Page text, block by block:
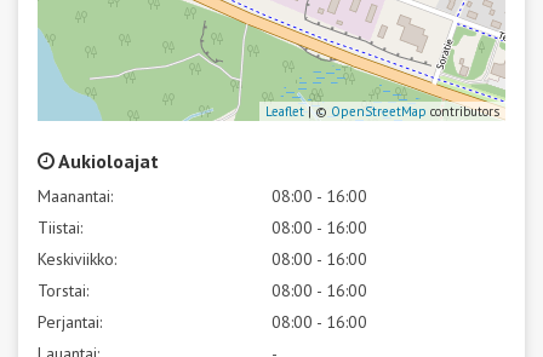
Leaflet| © OpenStreetMap contributors
Aukioloajat
Maanantai:
08:00 - 16:00
Tiistai:
08:00 - 16:00
Keskiviikko:
08:00 - 16:00
Torstai:
08:00 - 16:00
Perjantai:
08:00 - 16:00